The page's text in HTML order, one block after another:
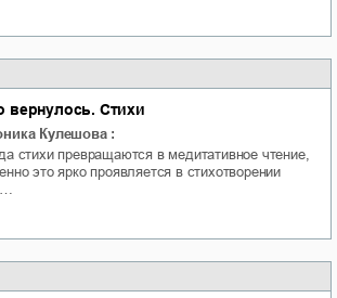
вернулось. Стихи
Кулешова :
стихи превращаются в медитативное чтение,
это ярко проявляется в стихотворении